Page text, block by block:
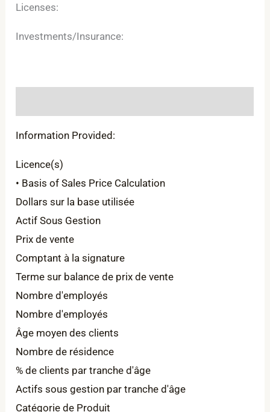
Licenses:
Investments/Insurance:
Information Provided:
Licence(s)
• Basis of Sales Price Calculation
Dollars sur la base utilisée
Actif Sous Gestion
Prix de vente
Comptant à la signature
Terme sur balance de prix de vente
Nombre d'employés
Nombre d'employés
Âge moyen des clients
Nombre de résidence
% de clients par tranche d'âge
Actifs sous gestion par tranche d'âge
Catégorie de Produit